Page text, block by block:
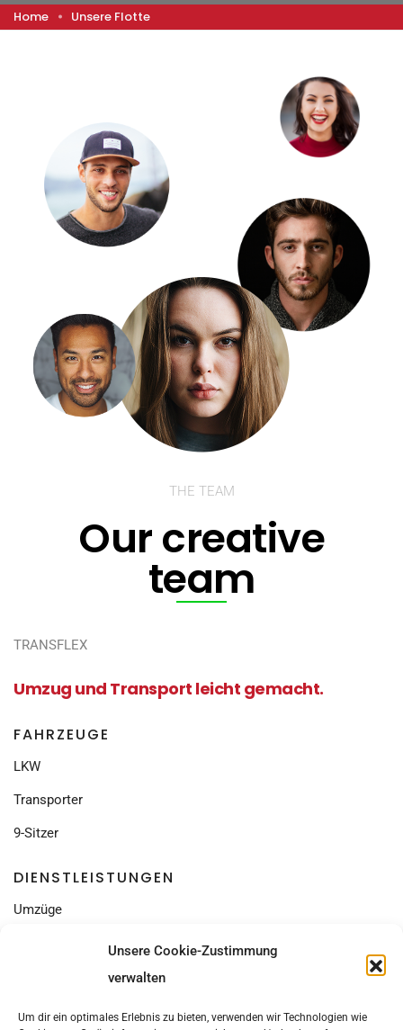
Unsere Cookie-Zustimmung
verwalten
Um dir ein optimales Erlebnis zu bieten, verwenden wir Technologien wie
Home Unsere Flotte
THE TEAM
Our creative
team
TRANSFLEX
Umzug und Transport leicht gemacht.
FAHRZEUGE
LKW
Transporter
9-Sitzer
DIENSTLEISTUNGEN
Umzüge
Seniorenumzüge
RECHTLICHES